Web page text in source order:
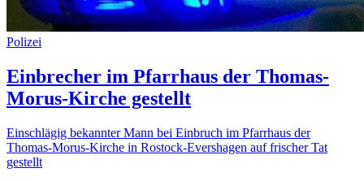
Polizei
Einbrecher im Pfarrhaus der Thomas-
Morus-Kirche gestellt
Einschlägig bekannter Mann bei Einbruch im Pfarrhaus der
Thomas-Morus-Kirche in Rostock-Evershagen auf frischer Tat
gestellt